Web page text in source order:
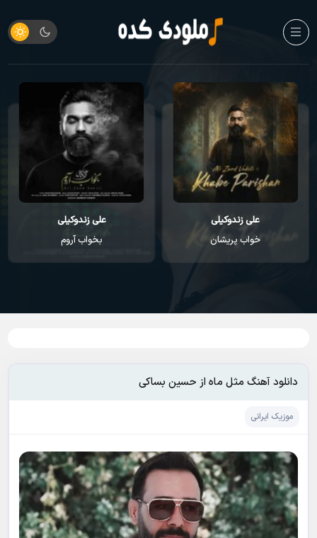
علی زندوکیلی
بخواب آروم
روزبه بمانی
آخرالزمون
دانلود آهنگ مثل ماه از حسین بساکی
موزیک ایرانی